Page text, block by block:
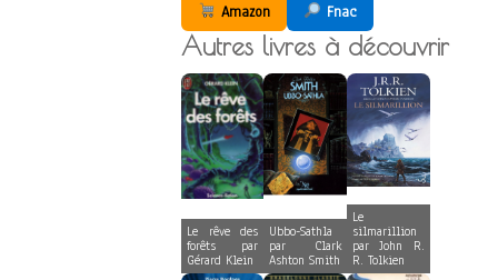
Amazon Fnac
Autres livres à découvrir
Le rêve des
forêts par
Gérard Klein
Ubbo-Sathla
par Clark
Ashton Smith
Le
silmarillion
par John R.
R. Tolkien